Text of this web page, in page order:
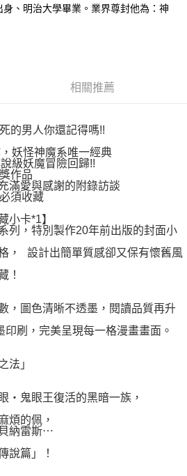
需立刻繳費，但若您需要取消訂單，請聯絡
取消之訂單仍視為有效，需透過AFTEE先享
。
瀏覽以下網址：
法定代理人或監護人之同意方可使用
意申辦者引起之損失，本公司不負相關責
仍有額度不足之情形，本公司將視審查結果
用他人資訊註冊。若發現惡意使用之情形，
止該用戶之使用額度並採取法律行動。
上)免運費
以上)免運費
以上)免運費
查看運費
、明治大學畢業。業界尊封他為：神
相關推薦
的男人你還記得嗎!!
妖怪神魔系唯一經典
級妖魔冒險回歸!!
作品
滿愛與感謝的附錄訪談
須收藏
小卡*1】
列，特別製作20年前出版的封面小
， 設計出簡單質感卻又保有懷舊風
！
，圖色清晰不透墨，閱讀品質再升
刷，完美呈現每一格漫畫畫面。
法」
‧鬼眼王復活的黑暗一族，
煩的佩，
納雷斯⋯
說篇」！